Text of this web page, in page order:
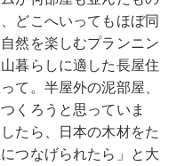
どこへいってもほぼ同
然を楽しむプランニン
暮らしに適した長屋住
て。半屋外の泥部屋、
くろうと思っていま
たら、日本の木材をた
つなげられたら」と大